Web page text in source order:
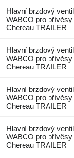
Hlavní brzdový ventil
WABCO pro přívěsy
Chereau TRAILER
Hlavní brzdový ventil
WABCO pro přívěsy
Chereau TRAILER
Hlavní brzdový ventil
WABCO pro přívěsy
Chereau TRAILER
Hlavní brzdový ventil
WABCO pro přívěsy
Chereau TRAILER